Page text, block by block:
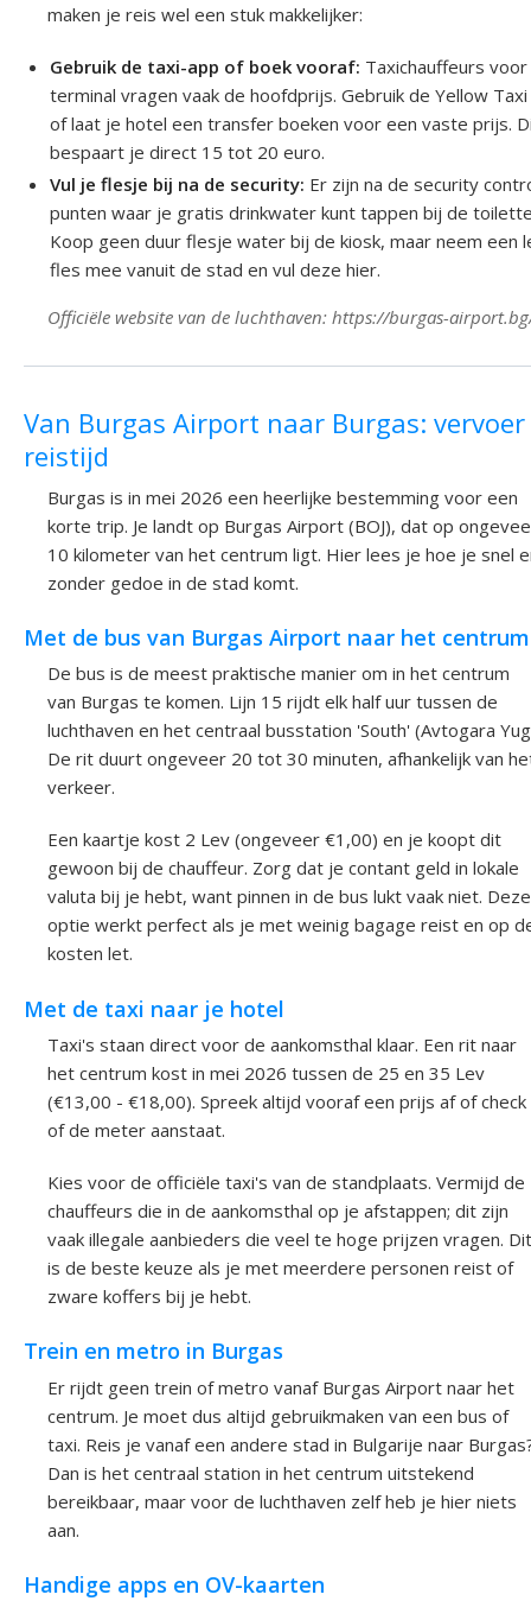
maken je reis wel een stuk makkelijker:
Gebruik de taxi-app of boek vooraf: Taxichauffeurs
terminal vragen vaak de hoofdprijs. Gebruik de Yellow
of laat je hotel een transfer boeken voor een vaste prijs.
bespaart je direct 15 tot 20 euro.
Vul je flesje bij na de security: Er zijn na de security
punten waar je gratis drinkwater kunt tappen bij de
Koop geen duur flesje water bij de kiosk, maar neem een
fles mee vanuit de stad en vul deze hier.
Officiële website van de luchthaven: https://burgas-
Van Burgas Airport naar Burgas:
reistijd
Burgas is in mei 2026 een heerlijke bestemming voor een
korte trip. Je landt op Burgas Airport (BOJ), dat op
10 kilometer van het centrum ligt. Hier lees je hoe je snel
zonder gedoe in de stad komt.
Met de bus van Burgas Airport naar het centrum
De bus is de meest praktische manier om in het centrum
van Burgas te komen. Lijn 15 rijdt elk half uur tussen de
luchthaven en het centraal busstation 'South' (Avtogara
De rit duurt ongeveer 20 tot 30 minuten, afhankelijk van
verkeer.
Een kaartje kost 2 Lev (ongeveer €1,00) en je koopt dit
gewoon bij de chauffeur. Zorg dat je contant geld in lokale
valuta bij je hebt, want pinnen in de bus lukt vaak niet. Deze
optie werkt perfect als je met weinig bagage reist en op
kosten let.
Met de taxi naar je hotel
Taxi's staan direct voor de aankomsthal klaar. Een rit naar
het centrum kost in mei 2026 tussen de 25 en 35 Lev
(€13,00 - €18,00). Spreek altijd vooraf een prijs af of check
of de meter aanstaat.
Kies voor de officiële taxi's van de standplaats. Vermijd de
chauffeurs die in de aankomsthal op je afstappen; dit zijn
vaak illegale aanbieders die veel te hoge prijzen vragen. Dit
is de beste keuze als je met meerdere personen reist of
zware koffers bij je hebt.
Trein en metro in Burgas
Er rijdt geen trein of metro vanaf Burgas Airport naar het
centrum. Je moet dus altijd gebruikmaken van een bus of
taxi. Reis je vanaf een andere stad in Bulgarije naar
Dan is het centraal station in het centrum uitstekend
bereikbaar, maar voor de luchthaven zelf heb je hier niets
aan.
Handige apps en OV-kaarten